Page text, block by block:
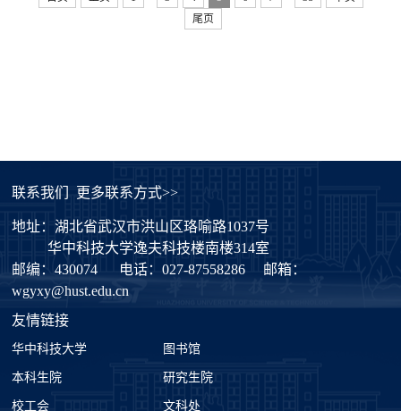
尾页
联系我们 更多联系方式>>
地址：湖北省武汉市洪山区珞喻路1037号
华中科技大学逸夫科技楼南楼314室
邮编：430074
电话：027-87558286
邮箱：
wgyxy@hust.edu.cn
友情链接
华中科技大学 图书馆
本科生院 研究生院
校工会 文科处